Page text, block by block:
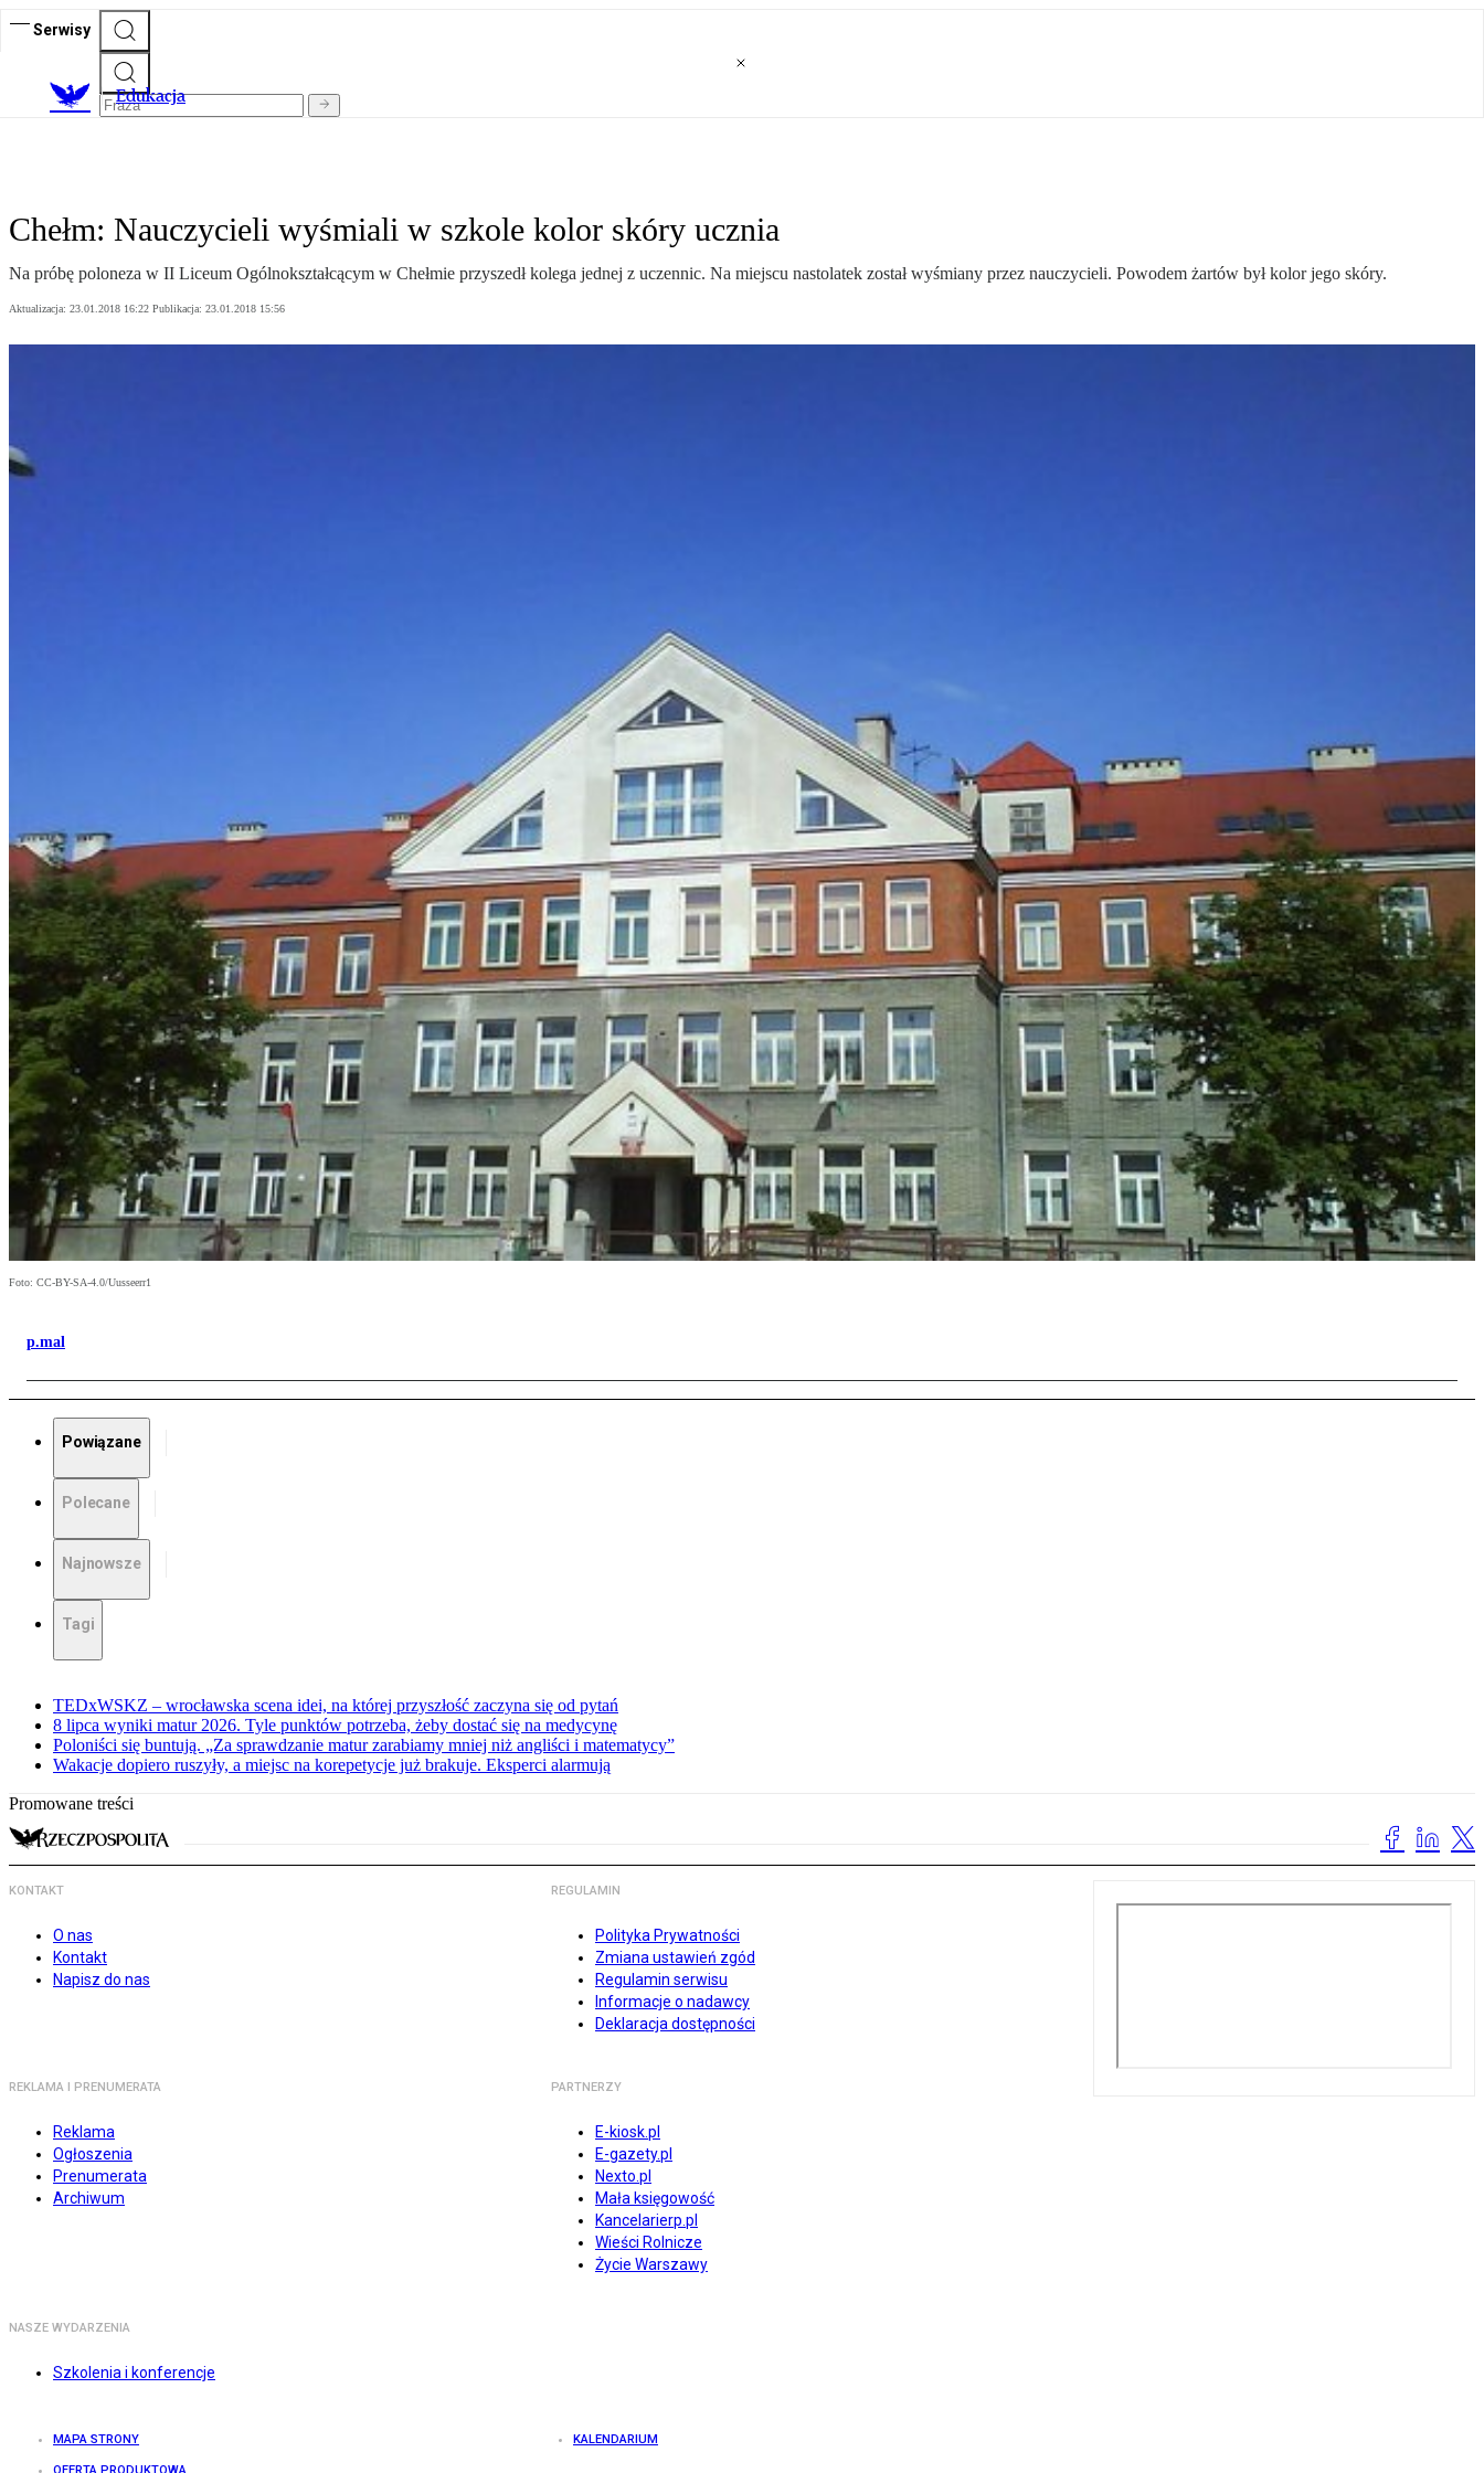
Serwisy
Edukacja
Chełm: Nauczycieli wyśmiali w szkole kolor skóry ucznia
Na próbę poloneza w II Liceum Ogólnokształcącym w Chełmie przyszedł kolega jednej z uczennic. Na miejscu nastolatek został wyśmiany przez nauczycieli. Powodem żartów był kolor jego skóry.
Aktualizacja: 23.01.2018 16:22 Publikacja: 23.01.2018 15:56
Foto: CC-BY-SA-4.0/Uusseerr1
p.mal
Powiązane
Polecane
Najnowsze
Tagi
TEDxWSKZ – wrocławska scena idei, na której przyszłość zaczyna się od pytań
8 lipca wyniki matur 2026. Tyle punktów potrzeba, żeby dostać się na medycynę
Poloniści się buntują. „Za sprawdzanie matur zarabiamy mniej niż angliści i matematycy”
Wakacje dopiero ruszyły, a miejsc na korepetycje już brakuje. Eksperci alarmują
Promowane treści
KONTAKT
O nas
Kontakt
Napisz do nas
REGULAMIN
Polityka Prywatności
Zmiana ustawień zgód
Regulamin serwisu
Informacje o nadawcy
Deklaracja dostępności
REKLAMA I PRENUMERATA
Reklama
Ogłoszenia
Prenumerata
Archiwum
PARTNERZY
E-kiosk.pl
E-gazety.pl
Nexto.pl
Mała księgowość
Kancelarierp.pl
Wieści Rolnicze
Życie Warszawy
NASZE WYDARZENIA
Szkolenia i konferencje
MAPA STRONY KALENDARIUM